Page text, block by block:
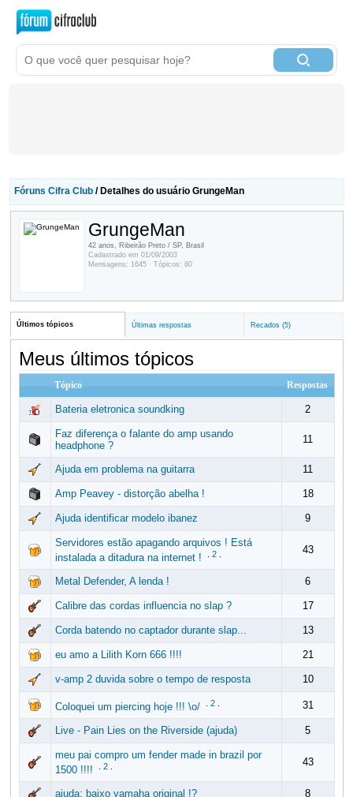
Fóruns Cifra Club/ Detalhes do usuário GrungeMan
GrungeMan
42 anos, Ribeirão Preto / SP, Brasil
Cadastrado em 01/09/2003
Mensagens: 1645 · Tópicos: 80
Últimos tópicos Últimas respostas Recados (5)
Meus últimos tópicos
Tópico Respostas
Bateria eletronica soundking 2
Faz diferença o falante do amp usando
headphone ?
11
Ajuda em problema na guitarra 11
Amp Peavey - distorção abelha ! 18
Ajuda identificar modelo ibanez 9
Servidores estão apagando arquivos ! Está
instalada a ditadura na internet !
2. 43
Metal Defender, A lenda ! 6
Calibre das cordas influencia no slap ? 17
Corda batendo no captador durante slap... 13
eu amo a Lilith Korn 666 !!!! 21
v-amp 2 duvida sobre o tempo de resposta 10
Coloquei um piercing hoje !!! \o/ 2. 31
Live - Pain Lies on the Riverside (ajuda) 5
meu pai compro um fender made in brazil por
1500 !!!!
2. 43
ajuda: baixo yamaha original !? 8